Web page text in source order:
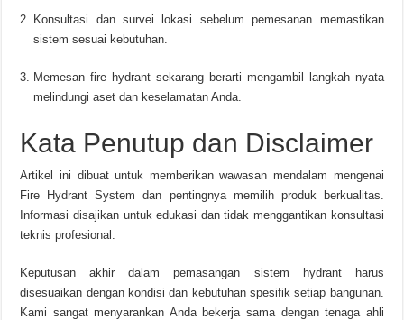
Konsultasi dan survei lokasi sebelum pemesanan memastikan
sistem sesuai kebutuhan.
Memesan fire hydrant sekarang berarti mengambil langkah nyata
melindungi aset dan keselamatan Anda.
Kata Penutup dan Disclaimer
Artikel ini dibuat untuk memberikan wawasan mendalam mengenai
Fire Hydrant System dan pentingnya memilih produk berkualitas.
Informasi disajikan untuk edukasi dan tidak menggantikan konsultasi
teknis profesional.
Keputusan akhir dalam pemasangan sistem hydrant harus
disesuaikan dengan kondisi dan kebutuhan spesifik setiap bangunan.
Kami sangat menyarankan Anda bekerja sama dengan tenaga ahli